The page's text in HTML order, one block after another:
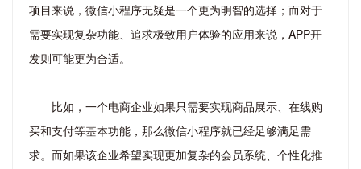
项目来说，微信小程序无疑是一个更为明智的选择；而对于
需要实现复杂功能、追求极致用户体验的应用来说，APP开
发则可能更为合适。
比如，一个电商企业如果只需要实现商品展示、在线购
买和支付等基本功能，那么微信小程序就已经足够满足需
求。而如果该企业希望实现更加复杂的会员系统、个性化推